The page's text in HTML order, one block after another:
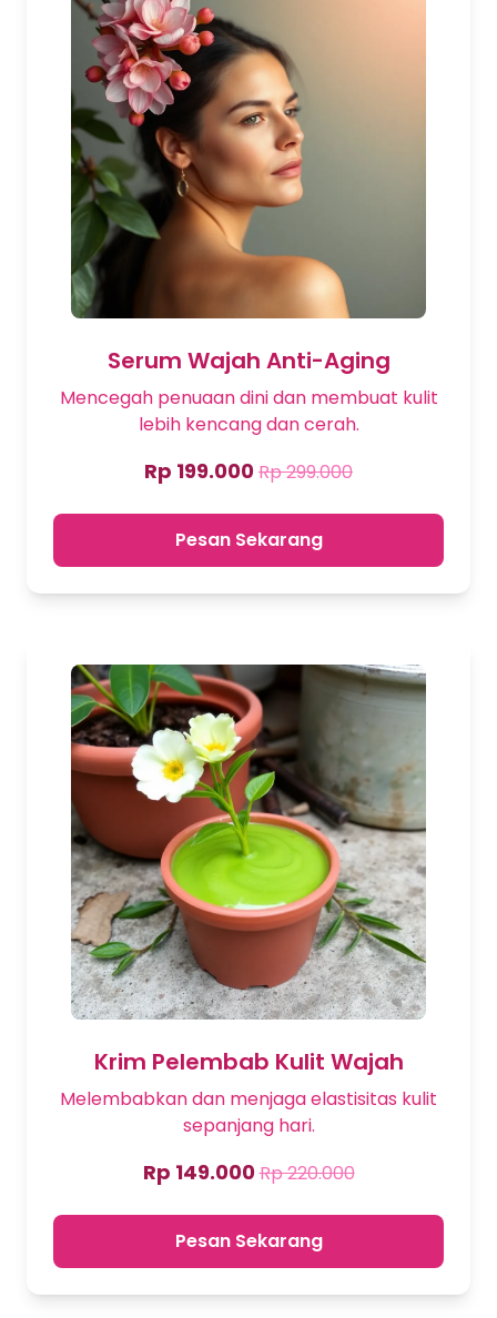
Serum Wajah Anti-Aging
Mencegah penuaan dini dan membuat kulit
lebih kencang dan cerah.
Rp 199.000Rp 299.000
Pesan Sekarang
Krim Pelembab Kulit Wajah
Melembabkan dan menjaga elastisitas kulit
sepanjang hari.
Rp 149.000Rp 220.000
Pesan Sekarang